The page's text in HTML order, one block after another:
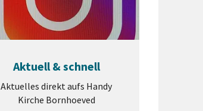
Aktuell & schnell
Aktuelles direkt aufs Handy
Kirche Bornhoeved